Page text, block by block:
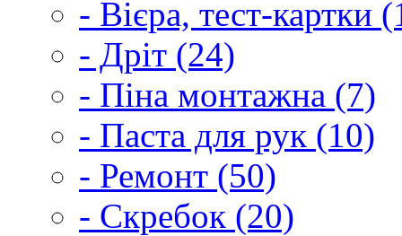
- Вієра, тест-картки
- Дріт (24)
- Піна монтажна (7)
- Паста для рук (10)
- Ремонт (50)
- Скребок (20)